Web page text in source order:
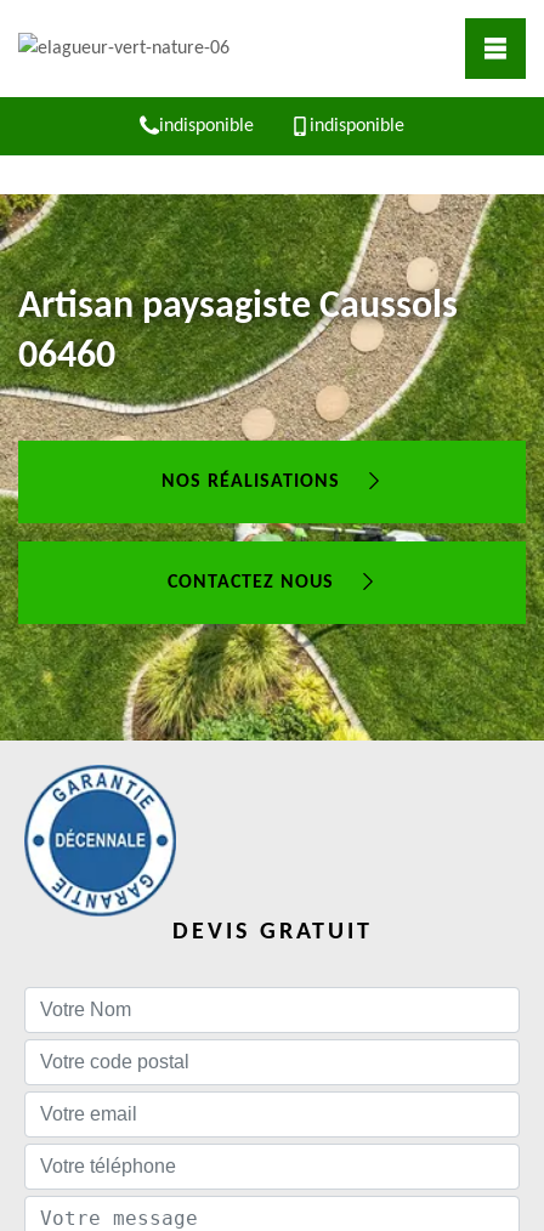
indisponible indisponible
Artisan paysagiste Caussols
06460
NOS RÉALISATIONS
CONTACTEZ NOUS
DEVIS GRATUIT